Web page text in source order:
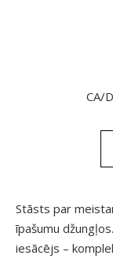
CA/
Stāsts par
īpašumu
iesācējs –